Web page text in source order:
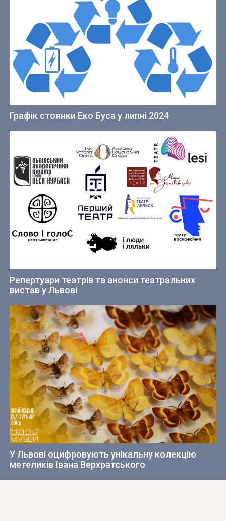
Графік стоянки Еко Буса у липні 2024
Репертуари театрів та анонси театральних
вистав у Львові
У Львові оцифровують унікальну колекцію
метеликів Івана Верхратського